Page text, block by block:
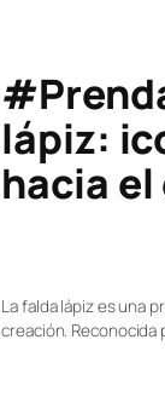
lápiz:
hacia
La falda lápiz es una
creación. Reconocida